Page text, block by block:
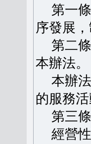
第一條
序發展，
第二條
本辦法。
本辦法
的服務活
第三條
經營性